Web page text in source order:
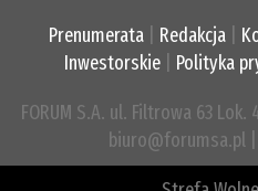
Prenumerata Redakcja
Inwestorskie| Polityka
FORUM S.A. ul. Filtrowa 63
biuro@forumsa.pl |